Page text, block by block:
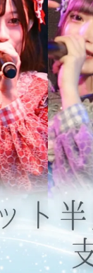
ガジェット
域活性化